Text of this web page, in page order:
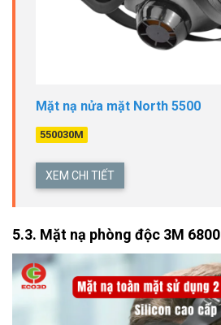
Mặt nạ nửa mặt North 5500
550030M
XEM CHI TIẾT
5.3. Mặt nạ phòng độc 3M 6800